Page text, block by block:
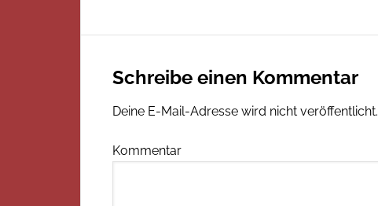
Schreibe einen Kommentar
Deine E-Mail-Adresse wird nicht veröffentlicht.
Kommentar